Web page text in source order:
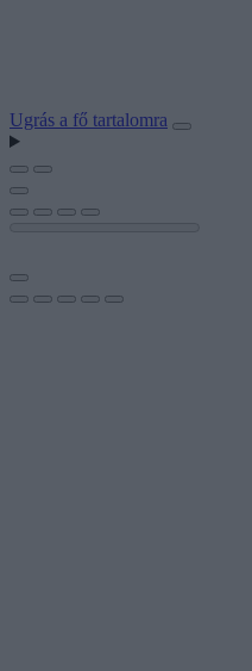
Ugrás a fő tartalomra